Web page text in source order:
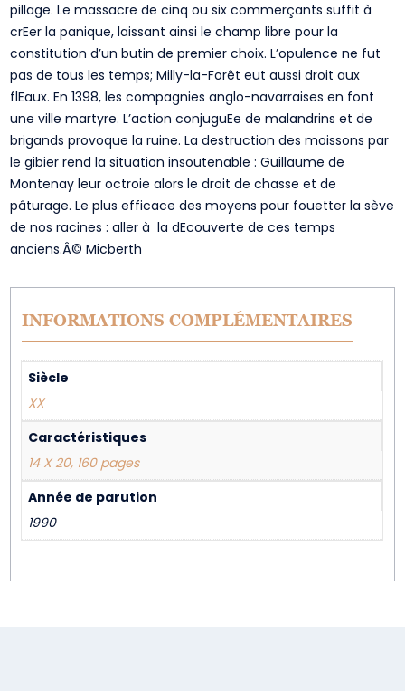
pillage. Le massacre de cinq ou six commerçants suffit à
crEer la panique, laissant ainsi le champ libre pour la
constitution d’un butin de premier choix. L’opulence ne fut
pas de tous les temps; Milly-la-Forêt eut aussi droit aux
flEaux. En 1398, les compagnies anglo-navarraises en font
une ville martyre. L’action conjuguEe de malandrins et de
brigands provoque la ruine. La destruction des moissons par
le gibier rend la situation insoutenable : Guillaume de
Montenay leur octroie alors le droit de chasse et de
pâturage. Le plus efficace des moyens pour fouetter la sève
de nos racines : aller à la dEcouverte de ces temps
anciens.Â© Micberth
INFORMATIONS COMPLÉMENTAIRES
Siècle
XX
Caractéristiques
14 X 20, 160 pages
Année de parution
1990